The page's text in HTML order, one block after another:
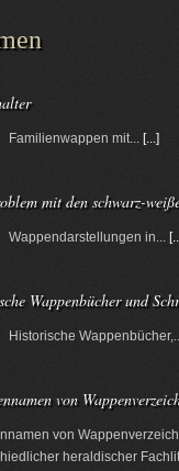
mit... [...]
mit den schwarz-
in...
Wappenbücher und
Wappenbücher,...
von
von
heraldischer